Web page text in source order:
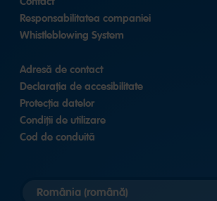
Responsabilitatea companiei
Whistleblowing System
Adresă de contact
Declarația de accesibilitate
Protecția datelor
Condiții de utilizare
Cod de conduită